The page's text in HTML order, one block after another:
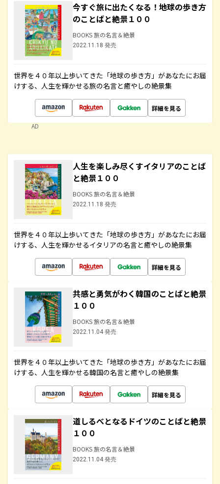
今すぐ旅に出たくなる！地球の歩き方
のことばと絶景１００
BOOKS 旅の名言＆絶景
2022.11.18 発売
世界を４０年以上歩いてきた「地球の歩き方」があなたにお届
けする、人生を輝かせる旅の名言と癒やしの絶景集
詳細を見る
AD
人生を楽しみ尽くすイタリアのことば
と絶景１００
BOOKS 旅の名言＆絶景
2022.11.18 発売
世界を４０年以上歩いてきた「地球の歩き方」があなたにお届
けする、人生を輝かせるイタリアの名言と癒やしの絶景集
詳細を見る
共感と勇気がわく韓国のことばと絶景
１００
BOOKS 旅の名言＆絶景
2022.11.04 発売
世界を４０年以上歩いてきた「地球の歩き方」があなたにお届
けする、人生を輝かせる韓国の名言と癒やしの絶景集
詳細を見る
道しるべとなるドイツのことばと絶景
１００
BOOKS 旅の名言＆絶景
2022.11.04 発売